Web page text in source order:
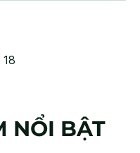
18
NỔI BẬT